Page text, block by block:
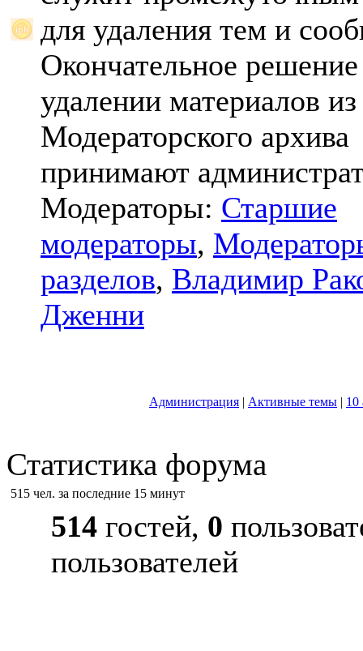
для удаления тем и
Окончательное
удалении материалов из
Модераторского архива
принимают
Модераторы: Старшие
модераторы,
разделов, Владимир
Дженни
Администрация | Активные темы | 10
Статистика форума
515 чел. за последние 15 минут
514 гостей, 0
пользователей